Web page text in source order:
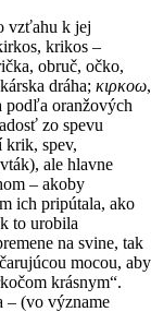
vzťahu k jej
krikos –
obruč, očko,
dráha; κιρκοω,
podľa oranžových
zo spevu
krik, spev,
ale hlavne
– akoby
ich pripútala, ako
to urobila
na svine, tak
mocou, aby
krásnym“.
– (vo význame